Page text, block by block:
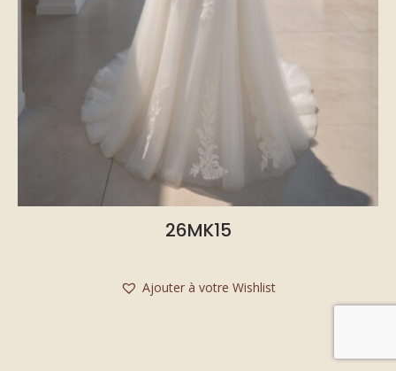
26MK15
Ajouter à votre Wishlist